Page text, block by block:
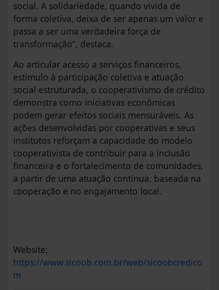
social. A solidariedade, quando vivida de
forma coletiva, deixa de ser apenas um valor e
passa a ser uma verdadeira força de
transformação”, destaca.
Ao articular acesso a serviços financeiros,
estímulo à participação coletiva e atuação
social estruturada, o cooperativismo de crédito
demonstra como iniciativas econômicas
podem gerar efeitos sociais mensuráveis. As
ações desenvolvidas por cooperativas e seus
institutos reforçam a capacidade do modelo
cooperativista de contribuir para a inclusão
financeira e o fortalecimento de comunidades,
a partir de uma atuação contínua, baseada na
cooperação e no engajamento local.
Website:
https://www.sicoob.com.br/web/sicoobcredico
m